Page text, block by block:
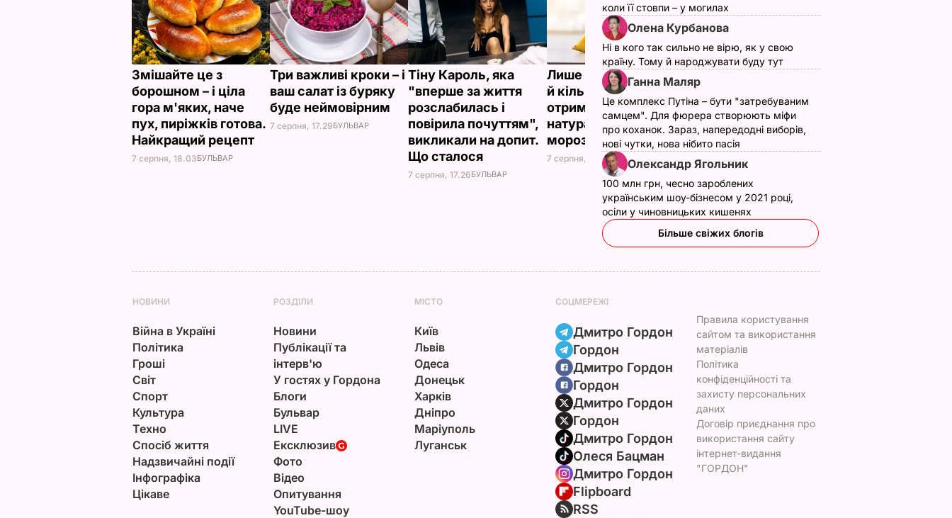
Змішайте це з
борошном – і ціла
гора м'яких, наче
пух, пиріжків готова.
Найкращий рецепт
7 серпня, 18.03БУЛЬВАР
Три важливі кроки – і
ваш салат із буряку
буде неймовірним
7 серпня, 17.29БУЛЬВАР
Тіну Кароль, яка
"вперше за життя
розслабилась і
повірила почуттям",
викликали на допит.
Що сталося
7 серпня, 17.26БУЛЬВАР
Лише три інгредієнти
й кілька хвилин – і ви
отримаєте вдома
натуральне
морозиво
7 серпня, 16.17БУЛЬВАР
мірку" для Колобка,
який спровокував
вибухи в Москві й
протести в РФ
7 серпня, 15.53
коли її стовпи – у могилах
Олена Курбанова
Ні в кого так сильно не вірю, як у свою
країну. Тому й народжувати буду тут
Ганна Маляр
Це комплекс Путіна – бути "затребуваним
самцем". Для фюрера створюють міфи
про коханок. Зараз, напередодні виборів,
нові чутки, нова нібито пасія
Олександр Ягольник
100 млн грн, чесно зароблених
українським шоу-бізнесом у 2021 році,
осіли у чиновницьких кишенях
Більше свіжих блогів
НОВИНИ
Війна в Україні
Політика
Гроші
Світ
Спорт
Культура
Техно
Спосіб життя
Надзвичайні події
Інфографіка
Цікаве
РОЗДІЛИ
Новини
Публікації та
інтерв'ю
У гостях у Гордона
Блоги
Бульвар
LIVE
Ексклюзив
Фото
Відео
Опитування
YouTube-шоу
МІСТО
Київ
Львів
Одеса
Донецьк
Харків
Дніпро
Маріуполь
Луганськ
СОЦМЕРЕЖІ
Дмитро Гордон
Гордон
Дмитро Гордон
Гордон
Дмитро Гордон
Гордон
Дмитро Гордон
Олеся Бацман
Дмитро Гордон
Flipboard
RSS
Правила користування
сайтом та використання
матеріалів
Політика
конфіденційності та
захисту персональних
даних
Договір приєднання про
використання сайту
інтернет-видання
"ГОРДОН"